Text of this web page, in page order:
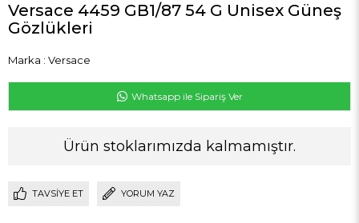
Versace 4459 GB1/87 54 G Unisex Güneş
Gözlükleri
Marka : Versace
Whatsapp ile Sipariş Ver
Ürün stoklarımızda kalmamıştır.
TAVSIYE ET YORUM YAZ